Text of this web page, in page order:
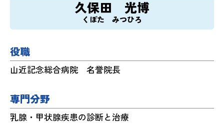
久保田 光博
くぼた みつひろ
役職
山近記念総合病院 名誉院長
専門分野
乳腺・甲状腺疾患の診断と治療